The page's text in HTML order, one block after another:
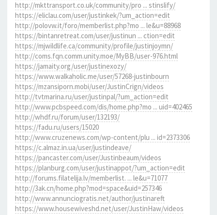
http://mkttransport.co.uk/community/pro ... stinslify/
https://eliclau.com/user/justinkek/?um_action=edit
http://polovw.it/foro/memberlist.php?mo ... le&u=88968
https://bintanretreat.com/user/justinun ... ction=edit
https://mjwildlife.ca/community/profile/justinjoymn/
http://coms.fqn.comm.unity.moe/MyBB/user-976.html
https://jamaity.org/user/justinexozy/
https://www.walkaholic.me/user/57268-justinbourn
https://mzansiporn.mobi/user/JustinCrign/videos
http://tvtmarina.ru/user/justinpal/?um_action=edit
http://www.pcbspeed.com/dis/home.php?mo ... uid=402465
http://whdf.ru/forum/user/132193/
https://fadu.ru/users/15020
http://www.cruzenews.com/wp-content/plu ... id=2373306
https://c.almaz.in.ua/user/justindeave/
https://pancaster.com/user/Justinbeaum/videos
https://planburg.com/user/justinappot/?um_action=edit
http://forums.filatelija.lv/memberlist. ... le&u=71077
http://3ak.cn/home.php?mod=space&uid=257346
http://www.annunciogratis.net/author/justinareft
https://www.housewiveshd.net/user/JustinHaw/videos